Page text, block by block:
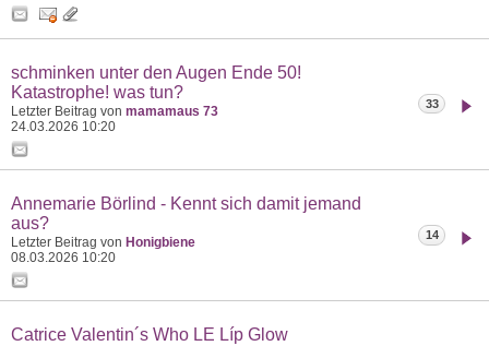
schminken unter den Augen Ende 50!
Katastrophe! was tun?
Letzter Beitrag von mamamaus 73
24.03.2026 10:20
33
Annemarie Börlind - Kennt sich damit jemand
aus?
Letzter Beitrag von Honigbiene
08.03.2026 10:20
14
Catrice Valentin´s Who LE Líp Glow